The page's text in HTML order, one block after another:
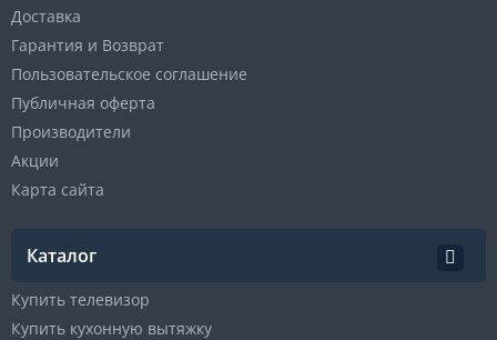
Доставка
Гарантия и Возврат
Пользовательское соглашение
Публичная оферта
Производители
Акции
Карта сайта
Каталог
Купить телевизор
Купить кухонную вытяжку